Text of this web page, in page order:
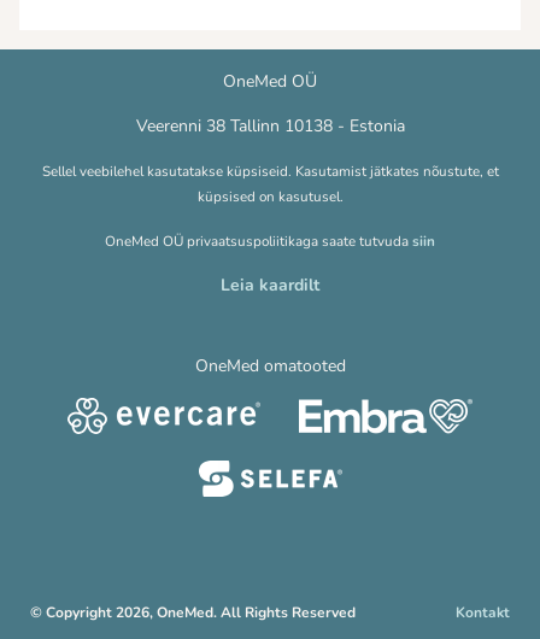
OneMed OÜ
Veerenni 38 Tallinn 10138 - Estonia
Sellel veebilehel kasutatakse küpsiseid. Kasutamist jätkates nõustute, et
küpsised on kasutusel.
OneMed OÜ privaatsuspoliitikaga saate tutvudasiin
Leia kaardilt
OneMed omatooted
© Copyright 2026, OneMed. All Rights Reserved Kontakt